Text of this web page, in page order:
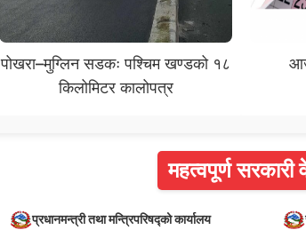
पोखरा–मुग्लिन सडकः पश्चिम खण्डको १८
किलोमिटर कालोपत्र
महत्वपूर्ण
प्रधानमन्त्री तथा मन्त्रिपरिषद्को कार्यालय